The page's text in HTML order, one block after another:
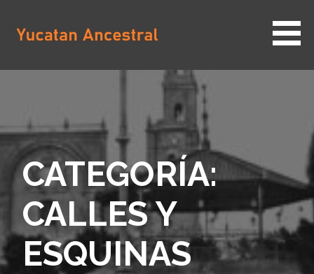
contenido
YUCATAN ANCESTRAL
CATEGORÍA:
CALLES Y
ESQUINAS